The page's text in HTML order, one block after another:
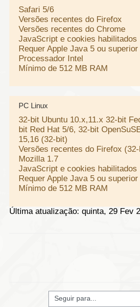
Safari 5/6
Versões recentes do Firefox
Versões recentes do Chrome
JavaScript e cookies habilitados
Requer Apple Java 5 ou superior
Processador Intel
Mínimo de 512 MB RAM
PC Linux
32-bit Ubuntu 10.x,11.x 32-bit
bit Red Hat 5/6, 32-bit
15,16 (32-bit)
Versões recentes do Firefox
Mozilla 1.7
JavaScript e cookies habilitados
Requer Apple Java 5 ou superior
Mínimo de 512 MB RAM
Última atualização: quinta, 29 Fev
Seguir para...